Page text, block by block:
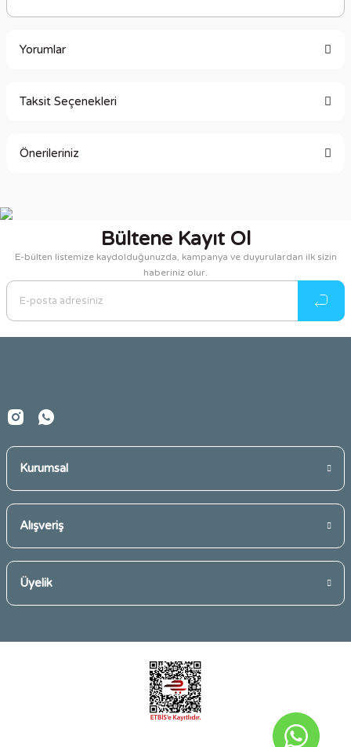
Yorumlar
Taksit Seçenekleri
Önerileriniz
Görüş ve önerileriniz için teşekkür ederiz.
Ürün resmi kalitesiz, bozuk veya görüntülenemiyor.
Ürün açıklamasında eksik bilgiler bulunuyor.
Ürün bilgilerinde hatalar bulunuyor.
Bültene Kayıt Ol
E-bülten listemize kaydolduğunuzda, kampanya ve duyurulardan ilk sizin
haberiniz olur.
Kurumsal
Alışveriş
Üyelik